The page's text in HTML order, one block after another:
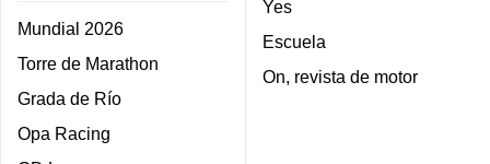
Mundial 2026
Torre de Marathon
Grada de Río
Opa Racing
Yes
Escuela
On, revista de motor